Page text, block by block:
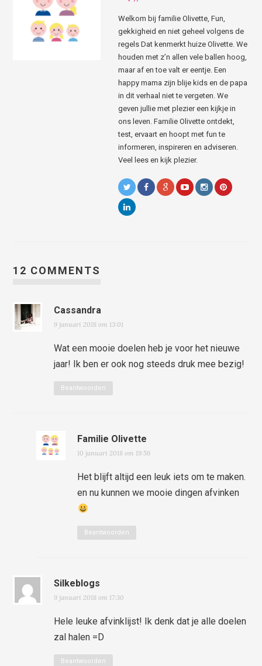
Welkom bij familie Olivette, Fun,
gekkigheid en niet geheel volgens de
regels Dat kenmerkt huize Olivette. We
houden met z’n allen vele ballen hoog,
maar af en toe valt er eentje. Een
happy mama zijn blije kids en de papa
in dit verhaal niet te vergeten. We
geven jullie met plezier een kijkje in
ons leven. Familie Olivette ontdekt,
test, ervaart en hoopt met fun te
informeren, inspireren en adviseren.
Veel lees en kijk plezier.
12 COMMENTS
Cassandra
9 januari 2018 om 13:01
Wat een mooie doelen heb je voor het nieuwe
jaar! Ik ben er ook nog steeds druk mee bezig!
Beantwoorden
Familie Olivette
10 januari 2018 om 19:56
Het blijft altijd een leuk iets om te maken.
en nu kunnen we mooie dingen afvinken
Beantwoorden
Silkeblogs
9 januari 2018 om 17:30
Hele leuke afvinklijst! Ik denk dat je alle doelen
zal halen =D
Beantwoorden